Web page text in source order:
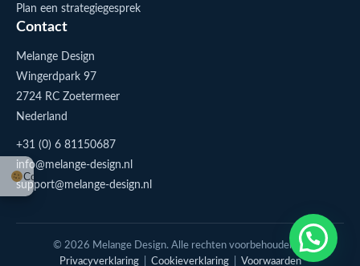
Cookie-instellingen
Stuur me een appje
Plan een strategiegesprek
Contact
Melange Design
Wingerdpark 97
2724 RC Zoetermeer
Nederland
+31 (0) 6 81150687
info@melange-design.nl
support@melange-design.nl
© 2026 Melange Design. Alle rechten voorbehouden. |
Privacyverklaring| Cookieverklaring| Voorwaarden